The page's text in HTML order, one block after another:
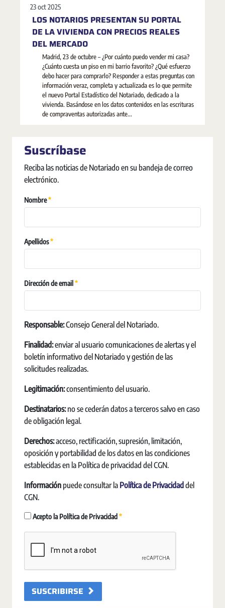
23 oct 2025
LOS NOTARIOS PRESENTAN SU PORTAL
DE LA VIVIENDA CON PRECIOS REALES
DEL MERCADO
Madrid, 23 de octubre – ¿Por cuánto puedo vender mi casa?
¿Cuánto cuesta un piso en mi barrio favorito? ¿Qué esfuerzo
debo hacer para comprarlo? Responder a estas preguntas con
información veraz, completa y actualizada es lo que permite
el nuevo Portal Estadístico del Notariado, dedicado a la
vivienda. Basándose en los datos contenidos en las escrituras
de compraventas autorizadas ante...
Suscríbase
Reciba las noticias de Notariado en su bandeja de correo
electrónico.
Nombre Requerido
Apellidos Requerido
Dirección de email Requerido
Responsable:Consejo General del Notariado.
Finalidad:enviar al usuario comunicaciones de alertas y el
boletín informativo del Notariado y gestión de las
solicitudes realizadas.
Legitimación:consentimiento del usuario.
Destinatarios:no se cederán datos a terceros salvo en caso
de obligación legal.
Derechos:acceso, rectificación, supresión, limitación,
oposición y portabilidad de los datos en las condiciones
establecidas en la Política de privacidad del CGN.
Información puede consultar la Política de Privacidad del
CGN.
Acepto la Política de Privacidad Requerido
SUSCRIBIRSE